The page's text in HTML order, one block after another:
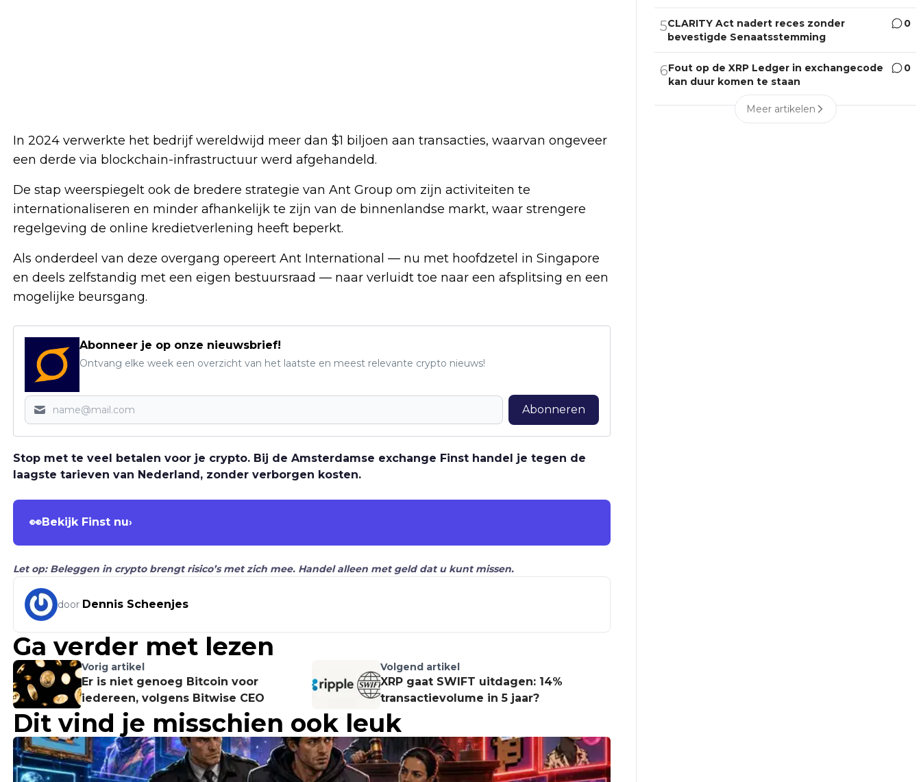
In 2024 verwerkte het bedrijf wereldwijd meer dan $1 biljoen aan transacties, waarvan ongeveer
een derde via blockchain-infrastructuur werd afgehandeld.
De stap weerspiegelt ook de bredere strategie van Ant Group om zijn activiteiten te
internationaliseren en minder afhankelijk te zijn van de binnenlandse markt, waar strengere
regelgeving de online kredietverlening heeft beperkt.
Als onderdeel van deze overgang opereert Ant International — nu met hoofdzetel in Singapore
en deels zelfstandig met een eigen bestuursraad — naar verluidt toe naar een afsplitsing en een
mogelijke beursgang.
Abonneer je op onze nieuwsbrief!
Ontvang elke week een overzicht van het laatste en meest relevante crypto nieuws!
Abonneren
Stop met te veel betalen voor je crypto. Bij de Amsterdamse exchange Finst handel je tegen de
laagste tarieven van Nederland, zonder verborgen kosten.
👀Bekijk Finst nu›
Let op: Beleggen in crypto brengt risico’s met zich mee. Handel alleen met geld dat u kunt missen.
door Dennis Scheenjes
Ga verder met lezen
Vorig artikel
Er is niet genoeg Bitcoin voor
iedereen, volgens Bitwise CEO
Volgend artikel
XRP gaat SWIFT uitdagen: 14%
transactievolume in 5 jaar?
Dit vind je misschien ook leuk
5CLARITY Act nadert reces zonder
bevestigde Senaatsstemming
0
6Fout op de XRP Ledger in exchangecode
kan duur komen te staan
0
Meer artikelen